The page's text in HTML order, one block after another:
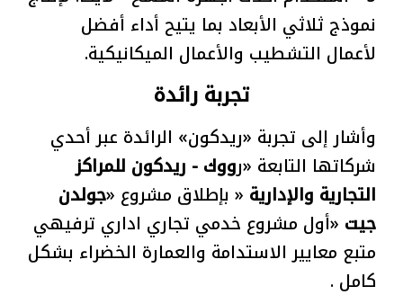
نموذج ثلاثي الأبعاد بما يتيح أداء أفضل
لأعمال التشطيب والأعمال الميكانيكية.
تجربة رائدة
وأشار إلى تجربة «ريدكون» الرائدة عبر أحدي
شركاتها التابعة «رووك - ريدكون للمراكز
التجارية والإدارية « بإطلاق مشروع «جولدن
جيت «أول مشروع خدمي تجاري اداري ترفيهي
متبع معايير الاستدامة والعمارة الخضراء بشكل
كامل .